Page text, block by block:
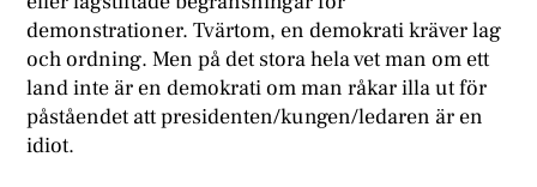
demonstrationer. Tvärtom, en demokrati kräver lag
och ordning. Men på det stora hela vet man om ett
land inte är en demokrati om man råkar illa ut för
påståendet att presidenten/kungen/ledaren är en
idiot.